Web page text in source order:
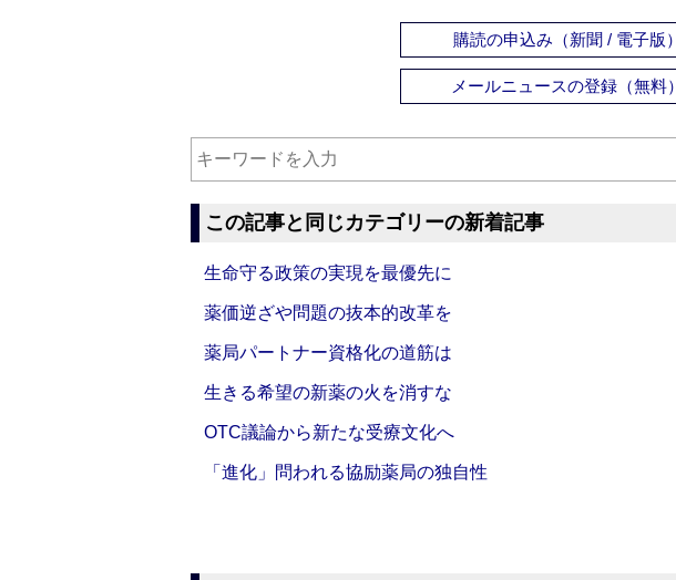
購読の申込み（新聞 / 電子版）
メールニュースの登録（無料）
この記事と同じカテゴリーの新着記事
生命守る政策の実現を最優先に
薬価逆ざや問題の抜本的改革を
薬局パートナー資格化の道筋は
生きる希望の新薬の火を消すな
OTC議論から新たな受療文化へ
「進化」問われる協励薬局の独自性